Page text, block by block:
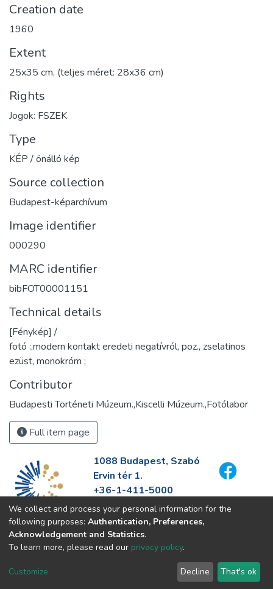
Creation date
1960
Extent
25x35 cm, (teljes méret: 28x36 cm)
Rights
Jogok: FSZEK
Type
KÉP / önálló kép
Source collection
Budapest-képarchívum
Image identifier
000290
MARC identifier
bibFOT00001151
Technical details
[Fénykép] /
fotó :,modern kontakt eredeti negatívról, poz., zselatinos
ezüst, monokróm ;
Contributor
Budapesti Történeti Múzeum.,Kiscelli Múzeum.,Fotólabor
Full item page
1088 Budapest, Szabó
Ervin tér 1.
+36-1-411-5000
info@fszek.hu
https://fszek.hu
We collect and process your personal information for the
following purposes: Authentication, Preferences,
Acknowledgement and Statistics.
To learn more, please read our privacy policy.
Customize Decline That's ok